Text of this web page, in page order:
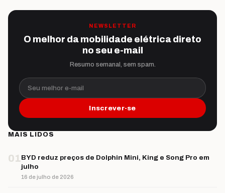
NEWSLETTER
O melhor da mobilidade elétrica direto
no seu e-mail
Resumo semanal, sem spam.
Seu melhor e-mail
Inscrever-se
MAIS LIDOS
01BYD reduz preços de Dolphin Mini, King e Song Pro em
julho
16 de julho de 2026